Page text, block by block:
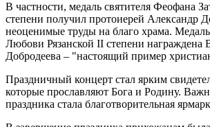
В частности, медаль святителя Феофана
степени получил протоиерей Александр
неоценимые труды на благо храма.
Любови Рязанской II степени награждена
Добродеева – "настоящий пример
Праздничный концерт стал ярким
которые прославляют Бога и Родину.
праздника стала благотворительная